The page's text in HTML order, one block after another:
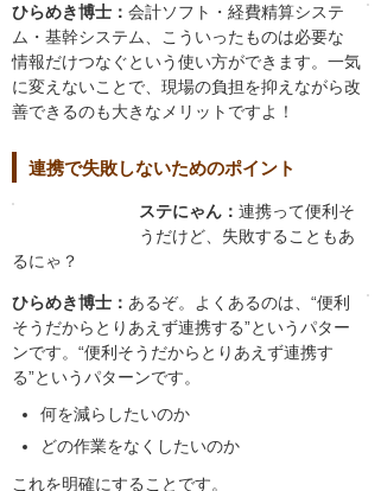
ひらめき博士： 会計ソフト・経費精算システ
ム・基幹システム、こういったものは必要な
情報だけつなぐという使い方ができます。一気
に変えないことで、現場の負担を抑えながら改
善できるのも大きなメリットですよ！
連携で失敗しないためのポイント
ステにゃん： 連携って便利そ
うだけど、失敗することもあ
るにゃ？
ひらめき博士： あるぞ。よくあるのは、“便利
そうだからとりあえず連携する”というパター
ンです。“便利そうだからとりあえず連携す
る”というパターンです。
何を減らしたいのか
どの作業をなくしたいのか
これを明確にすることです。